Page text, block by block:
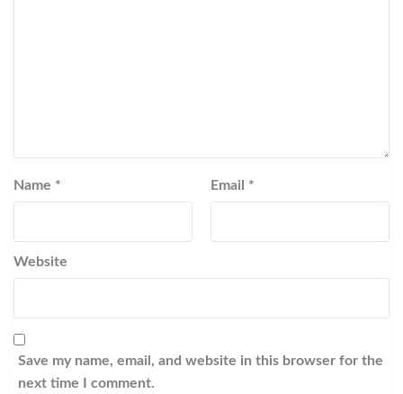
Name * Email *
Website
Save my name, email, and website in this browser for the
next time I comment.